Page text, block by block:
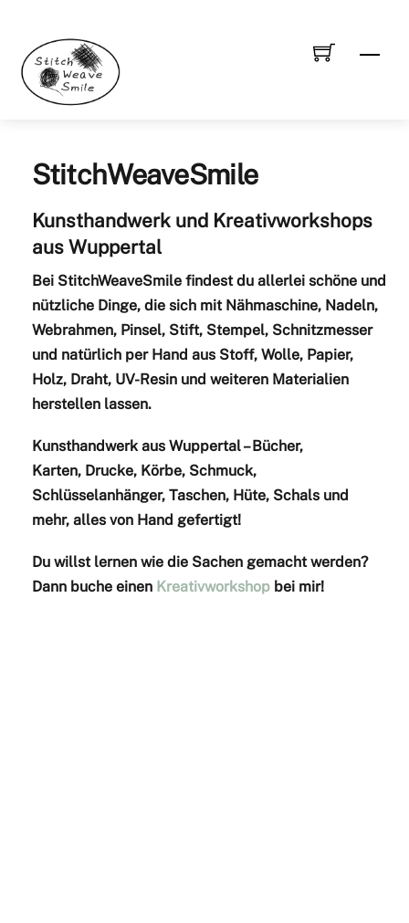
content
StitchWeaveSmile
Kunsthandwerk und Kreativworkshops
aus Wuppertal
Bei StitchWeaveSmilefindest du allerlei schöne und
nützliche Dinge, die sich mit Nähmaschine, Nadeln,
Webrahmen, Pinsel, Stift, Stempel, Schnitzmesser
und natürlich per Hand aus Stoff, Wolle, Papier,
Holz, Draht, UV-Resin und weiteren Materialien
herstellen lassen.
Kunsthandwerk aus Wuppertal– Bücher,
Karten, Drucke, Körbe, Schmuck,
Schlüsselanhänger, Taschen, Hüte, Schals und
mehr, alles von Hand gefertigt!
Du willst lernen wie die Sachen gemacht werden?
Dann buche einen Kreativworkshop bei mir!